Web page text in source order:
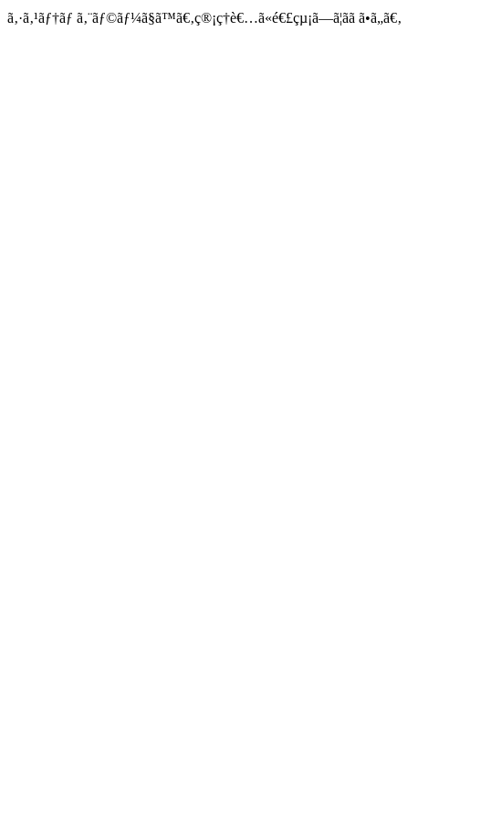
ã‚·ã‚¹ãƒ†ãƒ ã‚¨ãƒ©ãƒ¼ã§ã™ã€‚ç®¡ç†è€…ã«é€£çµ¡ã—ã¦ãã ã•ã„ã€‚